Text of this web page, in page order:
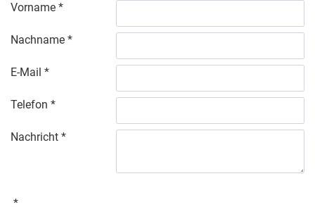
Vorname
Nachname
E-Mail
Telefon
Nachricht